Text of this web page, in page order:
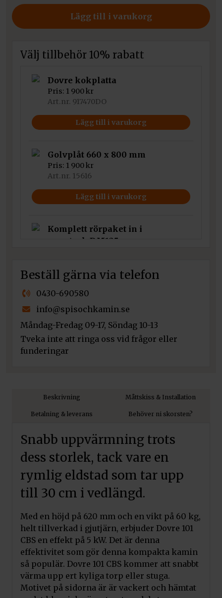
13
900 kr.
är:
12
Lägg till i varukorg
Välj tillbehör 10% rabatt
Dovre kokplatta
Pris: 1 900kr
Art.nr. 917470DO
Lägg till i varukorg
Golvplåt 660 x 800 mm
Pris: 1 900kr
Art.nr. 15616
Lägg till i varukorg
Komplett rörpaket in i
murstock DM125
Stos för toppanslutning
Pris:850kr
Art.nr. 917690DO
Beställ gärna via telefon
0430-690580
info@spisochkamin.se
Måndag-Fredag 09-17, Söndag 10-13
Tveka inte att ringa oss vid frågor eller
funderingar
Beskrivning Måttskiss & Installation
Betalning & leverans Behöver ni skorsten?
Snabb uppvärmning trots
dess storlek, tack vare en
rymlig eldstad som tar upp
till 30 cm i vedlängd.
Med en höjd på 620 mm och en vikt på 60 kg,
helt tillverkad i gjutjärn, erbjuder Dovre 101
CBS en effekt på 5 kW. Det är denna
effektivitet som gör denna kompakta kamin
så populär. Dovre 101 CBS kommer att snabbt
värma upp ert kyliga torp eller stuga.
Motivet på sidorna är är vackert och hämtat